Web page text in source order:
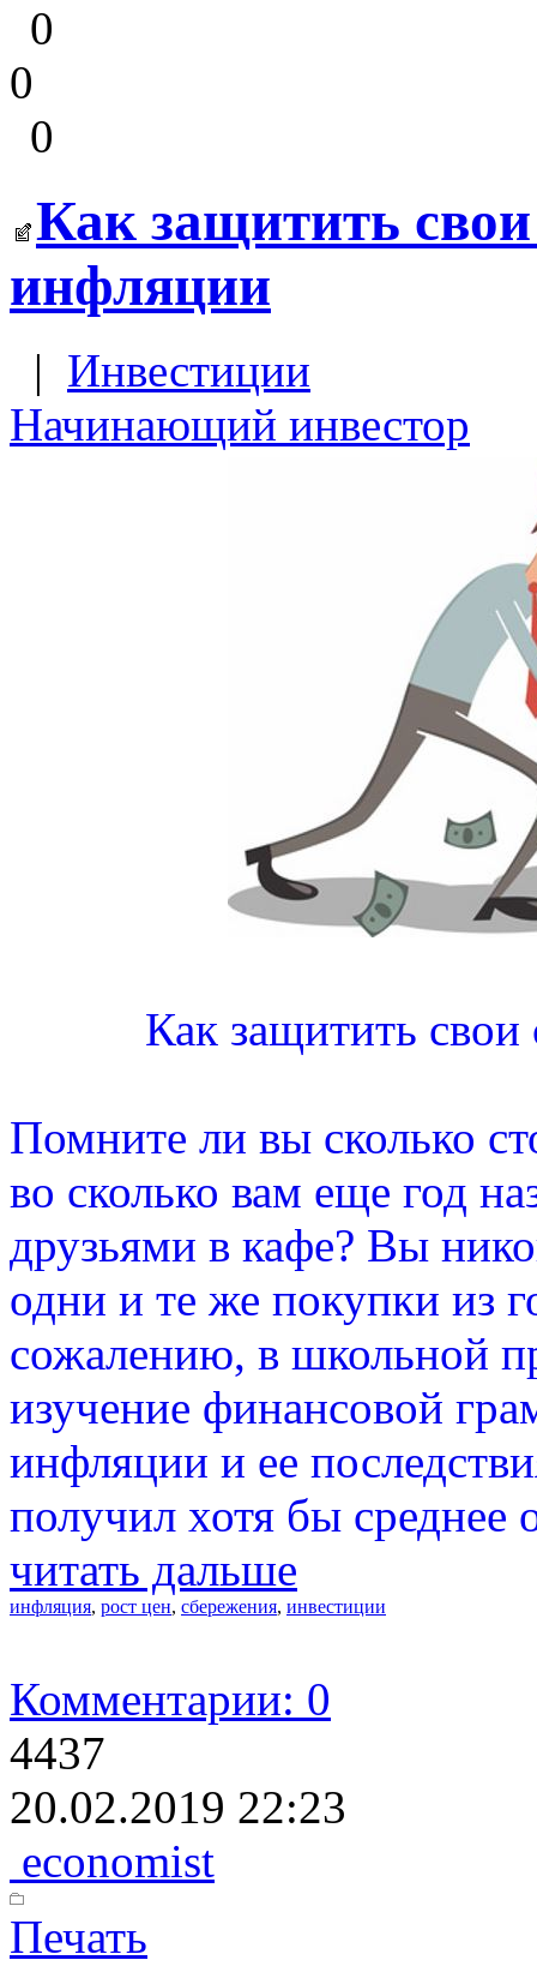
0
0
0
Как защитить
инфляции
| Инвестиции
Начинающий инвестор
Как защитить
Помните ли вы сколько
во сколько вам еще год
друзьями в кафе? Вы
одни и те же покупки из
сожалению, в школьной
изучение финансовой
инфляции и ее
получил хотя бы среднее
читать дальше
инфляция, рост цен, сбережения, инвестиции
Комментарии: 0
4437
20.02.2019 22:23
economist
Печать